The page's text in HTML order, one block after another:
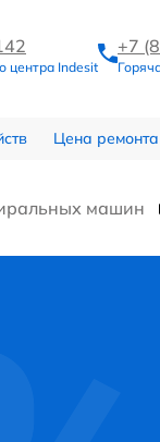
центра Indesit
+7
Цена ремонта
машин